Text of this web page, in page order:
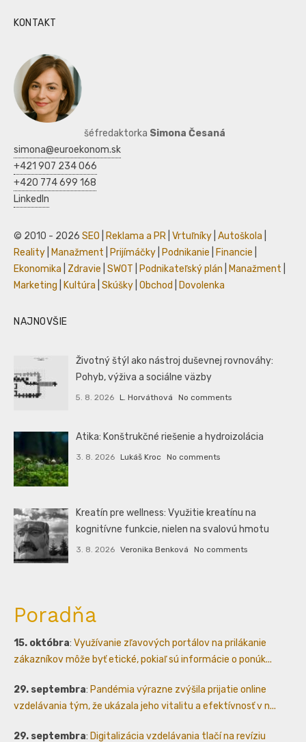
KONTAKT
šéfredaktorka Simona Česaná
simona@euroekonom.sk
+421 907 234 066
+420 774 699 168
LinkedIn
© 2010 - 2026 SEO Reklama a PR Vrtuľníky Autoškola
Reality
Manažment Prijímáčky Podnikanie Financie
Ekonomika
Zdravie SWOT Podnikateľský plán Manažment
Marketing
Kultúra Skúšky Obchod Dovolenka
NAJNOVŠIE
Životný štýl ako nástroj duševnej rovnováhy:
Pohyb, výživa a sociálne väzby
5. 8. 2026 L. Horváthová No comments
Atika: Konštrukčné riešenie a hydroizolácia
3. 8. 2026 Lukáš Kroc No comments
Kreatín pre wellness: Využitie kreatínu na
kognitívne funkcie, nielen na svalovú hmotu
3. 8. 2026 Veronika Benková No comments
Poradňa
15. októbra: Využívanie zľavových portálov na prilákanie
zákazníkov môže byť etické, pokiaľ sú informácie o ponúk...
29. septembra: Pandémia výrazne zvýšila prijatie online
vzdelávania tým, že ukázala jeho vitalitu a efektívnosť v n...
29. septembra: Digitalizácia vzdelávania tlačí na revíziu